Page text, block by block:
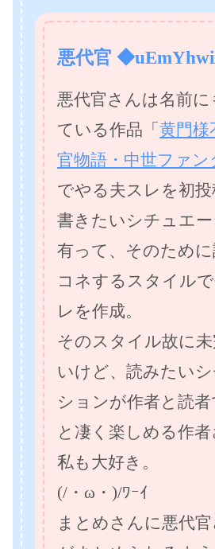
悪代官
悪代官さんは名前に
ている作品「 黄門様
官物語・中世ファン
でやる夫スレを初投
書きたいシチュエ
有って、そのため
コネするスタイル
レを作成。
そのスタイル故に
いけど、読みたい
ションが作者と読
と凄く楽しめる作者
私も大好き。
(/・ω・)/ﾜｰｲ
まとめさんに悪代